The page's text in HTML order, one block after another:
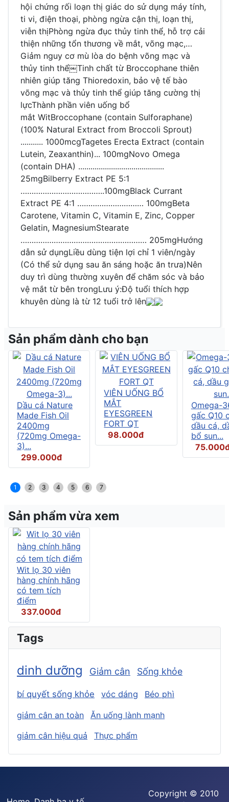
hội chứng rối loạn thị giác do sử dụng máy tính,
ti vi, điện thoại, phòng ngừa cận thị, loạn thị,
viễn thịPhòng ngừa đục thủy tinh thể, hỗ trợ cải
thiện những tổn thương về mắt, võng mạc,…
Giảm nguy cơ mù lòa do bệnh võng mạc và
thủy tinh thể￼Tinh chất từ Broccophane thiên
nhiên giúp tăng Thioredoxin, bảo vệ tế bào
võng mạc và thủy tinh thể giúp tăng cường thị
lựcThành phần viên uống bổ
mắt WitBroccophane (contain Sulforaphane)
(100% Natural Extract from Broccoli Sprout)
........... 1000mcgTagetes Erecta Extract (contain
Lutein, Zeaxanthin)... 100mgNovo Omega
(contain DHA) ..........................................
25mgBilberry Extract PE 5:1
………………………………..100mgBlack Currant
Extract PE 4:1 ………………………… 100mgBeta
Carotene, Vitamin C, Vitamin E, Zinc, Copper
Gelatin, MagnesiumStearate
………………………………………………… 205mgHướng
dẫn sử dụngLiều dùng tiện lợi chỉ 1 viên/ngày
(Có thể sử dụng sau ăn sáng hoặc ăn trưa)Nên
duy trì dùng thường xuyên để chăm sóc và bảo
vệ mắt từ bên trongLưu ý:Độ tuổi thích hợp
khuyên dùng là từ 12 tuổi trở lên
Sản phẩm dành cho bạn
Dầu cá Nature
Made Fish Oil
2400mg
(720mg Omega-
3)...
299.000đ
VIÊN UỐNG BỔ
MẮT
EYESGREEN
FORT QT
98.000đ
Omega-
gấc Q10
dầu cá,
bổ sun...
1 2 3 4 5 6 7
Sản phẩm vừa xem
Wit lọ 30 viên
hàng chính hãng
có tem tích
điểm
337.000đ
Tags
dinh dưỡng Giảm cân Sống khỏe
bí quyết sống khỏe vóc dáng Béo phì
giảm cân an toàn
Ăn uống lành mạnh
giảm cân hiệu quả
Thực phẩm
Copyright © 2010